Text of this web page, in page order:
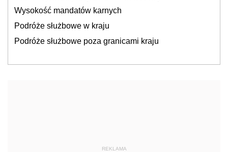
Wysokość mandatów karnych
Podróże służbowe w kraju
Podróże służbowe poza granicami kraju
REKLAMA